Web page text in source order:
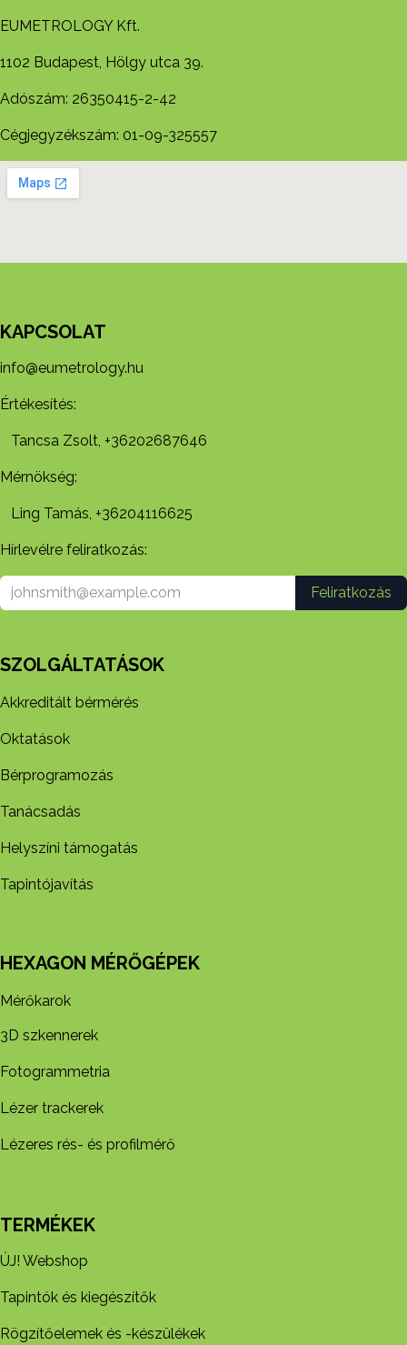
EUMETROLOGY Kft.
1102 Budapest, Hölgy utca 39.
Adószám: 26350415-2-42
Cégjegyzékszám: 01-09-325557
KAPCSOLAT
info@eumetrology.hu
Értékesítés:
Tancsa Zsolt, +36202687646
Mérnökség:
Ling Tamás, +36204116625
Hírlevélre feliratkozás:
Feliratkozás
SZOLGÁLTATÁSOK
Akkreditált bérmérés
Oktatások
Bérprogramozás
Tanácsadás
Helyszíni támogatás
Tapintójavítás
HEXAGON MÉRŐGÉPEK
Mérőkarok
3D szkennerek
Fotogrammetria
Lézer trackerek
Lézeres rés- és profilmérő
TERMÉKEK
ÚJ! Webshop
Tapintók és kiegészítők
Rögzítőelemek és -készül​ékek